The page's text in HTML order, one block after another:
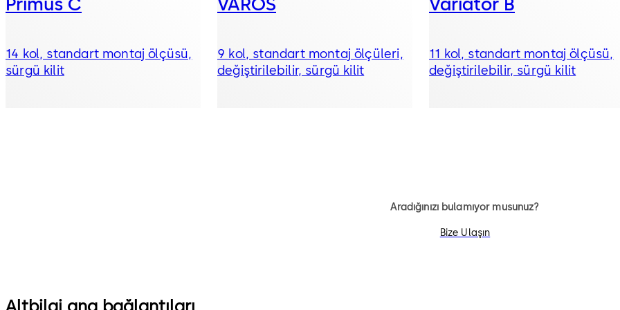
14 kol, standart montaj ölçüsü,
sürgü kilit
9 kol, standart montaj ölçüleri,
değiştirilebilir, sürgü kilit
11 kol, standart montaj ölçüsü,
değiştirilebilir, sürgü kilit
Aradığınızı bulamıyor musunuz?
Bize Ulaşın